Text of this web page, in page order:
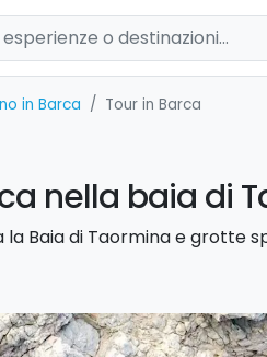
in Barca Tour in Barca
nella baia di
la Baia di Taormina e grotte